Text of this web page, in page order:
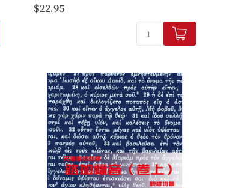
石」雅各、彼得和約翰（加2:9）寫成，從
早期基督教的不同信仰表達中，...
$22.95